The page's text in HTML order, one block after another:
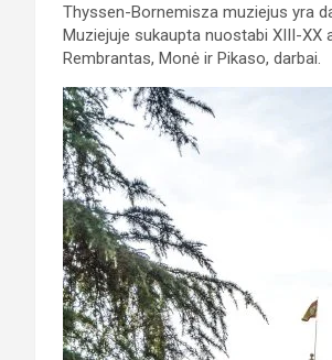
Thyssen-Bornemisza muziejus yra
Muziejuje sukaupta nuostabi XIII-XX
Rembrantas, Monė ir Pikaso, darbai.